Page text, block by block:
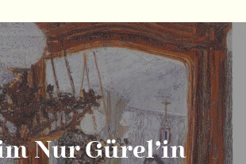
Nur Gürel’in